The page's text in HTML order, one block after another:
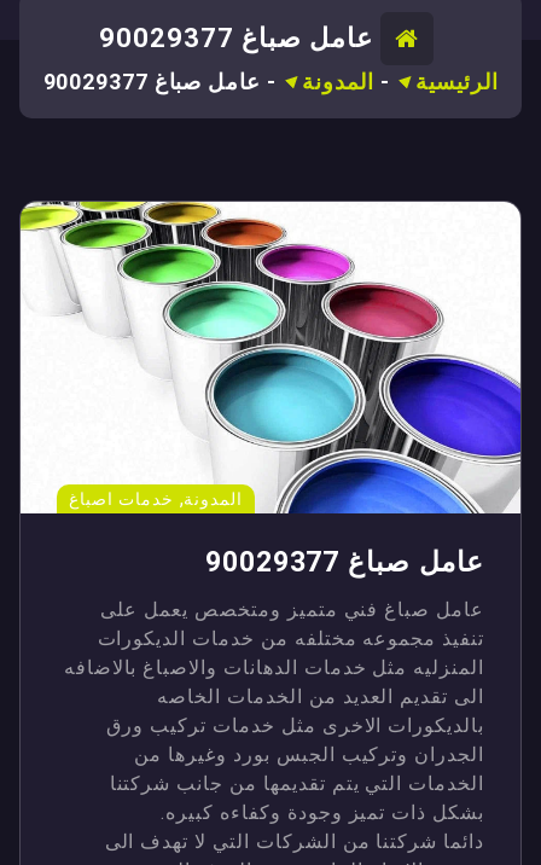
عامل صباغ 90029377
الرئيسية -المدونة -عامل صباغ 90029377
المدونة,خدمات اصباغ
عامل صباغ 90029377
عامل صباغ فني متميز ومتخصص يعمل على
تنفيذ مجموعه مختلفه من خدمات الديكورات
المنزليه مثل خدمات الدهانات والاصباغ بالاضافه
الى تقديم العديد من الخدمات الخاصه
بالديكورات الاخرى مثل خدمات تركيب ورق
الجدران وتركيب الجبس بورد وغيرها من
الخدمات التي يتم تقديمها من جانب شركتنا
بشكل ذات تميز وجودة وكفاءه كبيره.
دائما شركتنا من الشركات التي لا تهدف الى